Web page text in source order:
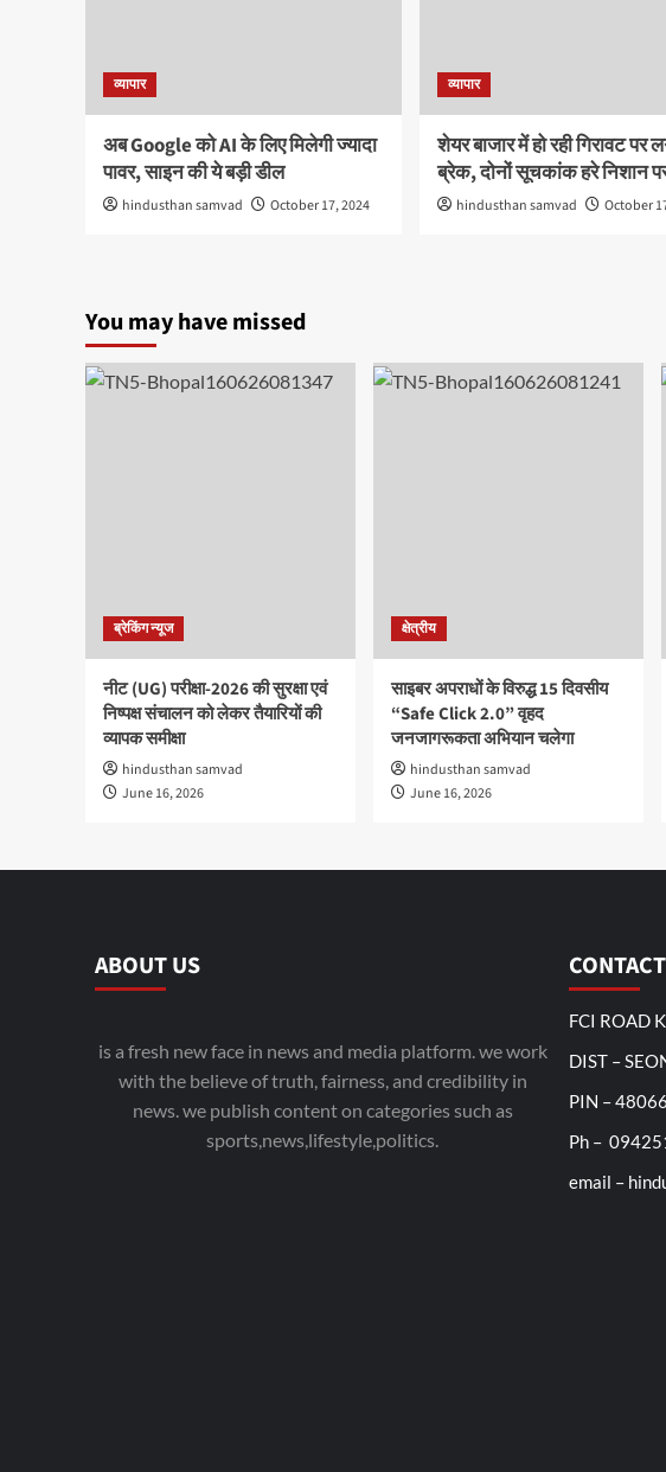
व्यापार
अब Google को AI के लिए मिलेगी ज्यादा
पावर, साइन की ये बड़ी डील
hindusthan samvad October 17, 2024
व्यापार
शेयर बाजार में हो रही गिरावट पर
ब्रेक, दोनों सूचकांक हरे निशान
hindusthan samvad October
You may have missed
ब्रेकिंग न्यूज
नीट (UG) परीक्षा-2026 की सुरक्षा एवं
निष्पक्ष संचालन को लेकर तैयारियों की
व्यापक समीक्षा
hindusthan samvad
June 16, 2026
क्षेत्रीय
साइबर अपराधों के विरुद्ध 15 दिवसीय
“Safe Click 2.0” वृहद
जनजागरूकता अभियान चलेगा
hindusthan samvad
June 16, 2026
ABOUT US
is a fresh new face in news and media platform. we work
with the believe of truth, fairness, and credibility in
news. we publish content on categories such as
sports,news,lifestyle,politics.
FCI ROAD
DIST –
PIN –
Ph –
email –